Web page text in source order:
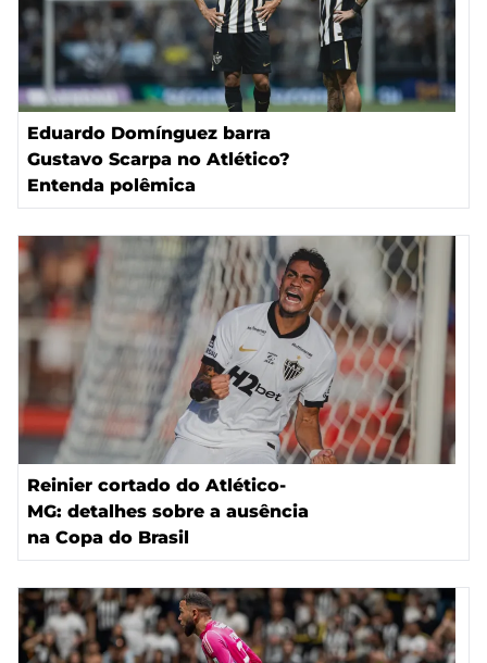
Eduardo Domínguez barra
Gustavo Scarpa no Atlético?
Entenda polêmica
Reinier cortado do Atlético-
MG: detalhes sobre a ausência
na Copa do Brasil